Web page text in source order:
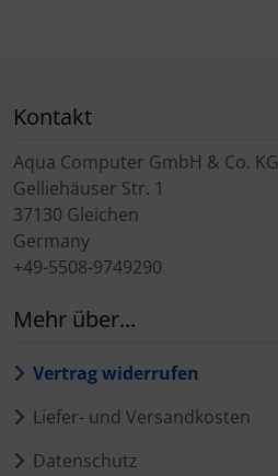
Kontakt
Aqua Computer GmbH & Co. KG
Gelliehäuser Str. 1
37130 Gleichen
Germany
+49-5508-9749290
Mehr über...
Vertrag widerrufen
Liefer- und Versandkosten
Datenschutz